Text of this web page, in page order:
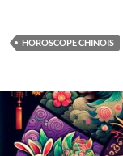
HOROSCOPE CHINOIS